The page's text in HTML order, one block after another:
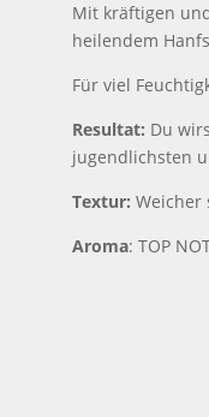
Mit kräftigen
heilendem
Für viel
Resultat: Du
jugendlichsten
Textur:Weicher
Aroma: TOP